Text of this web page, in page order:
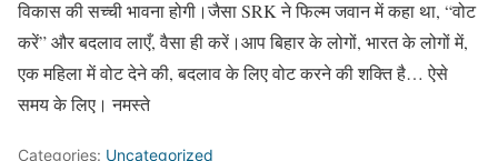
विकास की सच्ची भावना होगी।जैसा SRK ने फिल्म जवान में कहा था, “वोट
करें” और बदलाव लाएँ, वैसा ही करें।आप बिहार के लोगों, भारत के लोगों में,
एक महिला में वोट देने की, बदलाव के लिए वोट करने की शक्ति है… ऐसे
समय के लिए। नमस्ते
Categories: Uncategorized